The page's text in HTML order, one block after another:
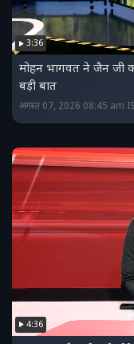
3:36
मोहन भागवत ने जैन जी
बड़ी बात
अगस्त 07, 2026 08:45 am
4:36